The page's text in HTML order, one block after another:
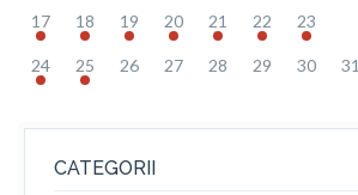
17 18 19 20 21 22 23
24 25 26 27 28 29 30 31
CATEGORII